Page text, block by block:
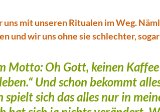
mit unseren Ritualen im Weg.
und wir uns ohne sie schlechter,
Motto: Oh Gott, keinen
Und schon bekommt
sich das alles nur in